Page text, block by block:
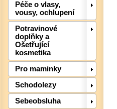
Péče o vlasy,
vousy, ochlupení
Potravinové
doplňky a
Ošetřující
kosmetika
Pro maminky
Schodolezy
Sebeobsluha